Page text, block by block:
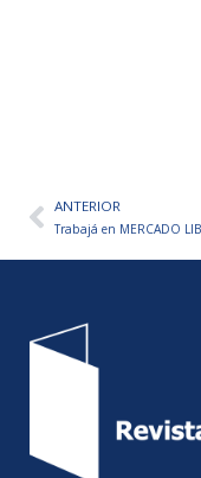
AntANTERIOR